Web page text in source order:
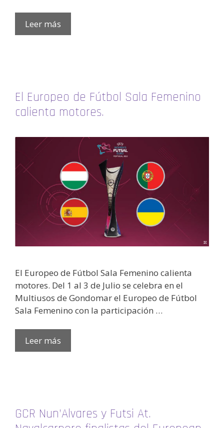
Leer más
El Europeo de Fútbol Sala Femenino
calienta motores.
El Europeo de Fútbol Sala Femenino calienta
motores. Del 1 al 3 de Julio se celebra en el
Multiusos de Gondomar el Europeo de Fútbol
Sala Femenino con la participación …
Leer más
GCR Nun’Alvares y Futsi At.